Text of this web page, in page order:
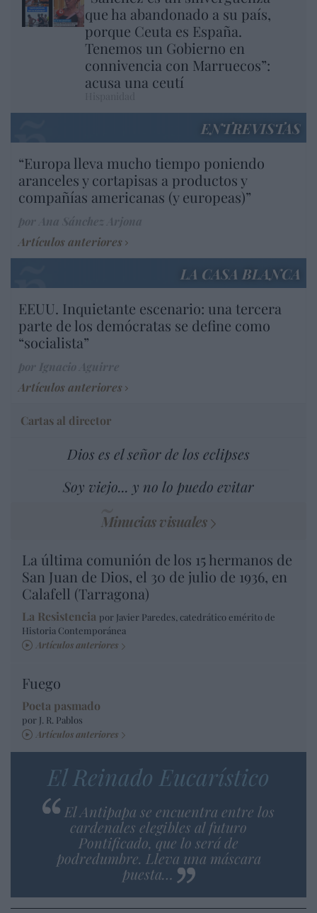
que ha abandonado a su país,
porque Ceuta es España.
Tenemos un Gobierno en
connivencia con Marruecos”:
acusa una ceutí
ENTREVISTAS
“Europa lleva mucho tiempo poniendo
aranceles y cortapisas a productos y
compañías americanas (y europeas)”
Artículos anteriores
LA CASA BLANCA
EEUU. Inquietante escenario: una tercera
parte de los demócratas se define como
“socialista”
Artículos anteriores
Cartas al director
Dios es el señor de los eclipses
Soy viejo... y no lo puedo evitar
Minucias visuales
La última comunión de los 15 hermanos de
San Juan de Dios, el 30 de julio de 1936, en
Calafell (Tarragona)
La Resistencia por Javier Paredes, catedrático emérito de
Historia Contemporánea
Artículos anteriores
Fuego
Poeta pasmado
por J. R. Pablos
Artículos anteriores
El Reinado Eucarístico
El Antipapa se encuentra entre los
cardenales elegibles al futuro
Pontificado, que lo será de
podredumbre. Lleva una máscara
puesta…